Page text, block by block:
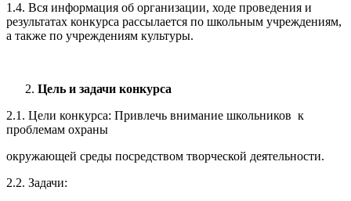
1.4. Вся информация об организации, ходе проведения и
результатах конкурса рассылается по школьным учреждениям,
а также по учреждениям культуры.
Цель и задачи конкурса
2.1. Цели конкурса: Привлечь внимание школьников к
проблемам охраны
окружающей среды посредством творческой деятельности.
2.2. Задачи: